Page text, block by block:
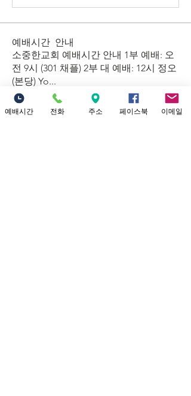
예배시간 안내
​소중한교회 예배시간 안내 1부 예배: 오
전 9시 (301 채플) 2부 대 예배: 12시 정오
(본당) Yo...
더보기
예배시간 전화 주소 페이스북 이메일